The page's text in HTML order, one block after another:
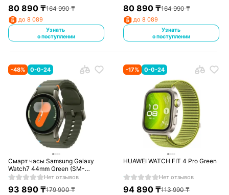
80 890₸164 990₸
до 8 089
Узнать
о поступлении
80 890 ₸164 990₸
до 8 089
Узнать
о поступлении
-48% 0-0-24
Смарт часы Samsung Galaxy
Watch7 44mm Green (SM-
L310NZGACIS)Нет отзывов
93 890₸179 900₸
-17% 0-0-24
HUAWEI WATCH FIT 4 Pro Green
Нет отзывов
94 890 ₸113 990₸